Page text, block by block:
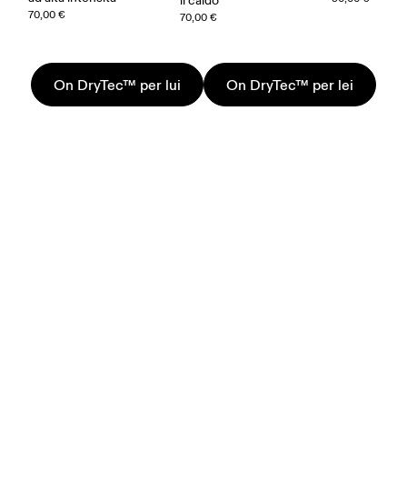
70,00 € 70,00 €
On DryTec™ per lui On DryTec™ per lei